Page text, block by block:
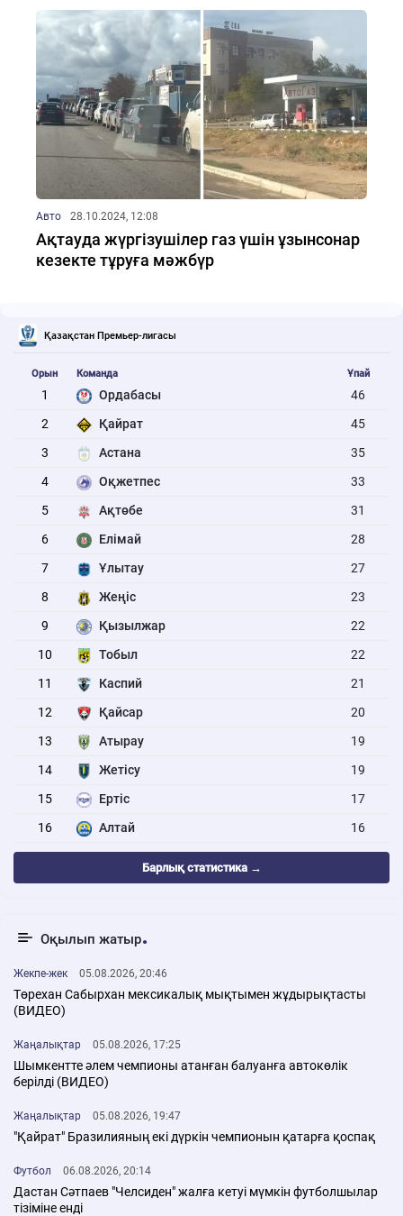
Авто 28.10.2024, 12:08
Ақтауда жүргізушілер газ үшін ұзынсонар
кезекте тұруға мәжбүр
Қазақстан Премьер-лигасы
Орын Команда Ұпай
1 Ордабасы
46
2
Қайрат
45
3
Астана
35
4
Оқжетпес
33
5
Ақтөбе
31
6
Елімай
28
7
Ұлытау
27
8
Жеңіс
23
9
Қызылжар
22
10
Тобыл
22
11
Каспий
21
12
Қайсар
20
13
Атырау
19
14
Жетісу
19
15
Ертіс
17
16
Алтай 16
Барлық статистика →
Оқылып жатыр
Жекпе-жек 05.08.2026, 20:46
Төрехан Сабырхан мексикалық мықтымен жұдырықтасты
(ВИДЕО)
Жаңалықтар 05.08.2026, 17:25
Шымкентте әлем чемпионы атанған балуанға автокөлік
берілді (ВИДЕО)
Жаңалықтар 05.08.2026, 19:47
"Қайрат" Бразилияның екі дүркін чемпионын қатарға қоспақ
Футбол 06.08.2026, 20:14
Дастан Сәтпаев "Челсиден" жалға кетуі мүмкін футболшылар
тізіміне енді